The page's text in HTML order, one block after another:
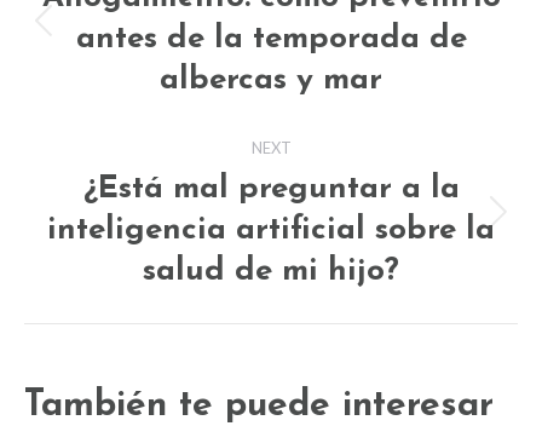
Previous
post:
antes de la temporada de
albercas y mar
NEXT
Next
post:
¿Está mal preguntar a la
inteligencia artificial sobre la
salud de mi hijo?
También te puede interesar